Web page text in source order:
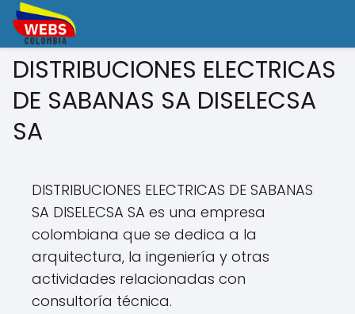
DISTRIBUCIONES ELECTRICAS
DE SABANAS SA DISELECSA
SA
DISTRIBUCIONES ELECTRICAS DE SABANAS
SA DISELECSA SA es una empresa
colombiana que se dedica a la
arquitectura, la ingeniería y otras
actividades relacionadas con
consultoría técnica.